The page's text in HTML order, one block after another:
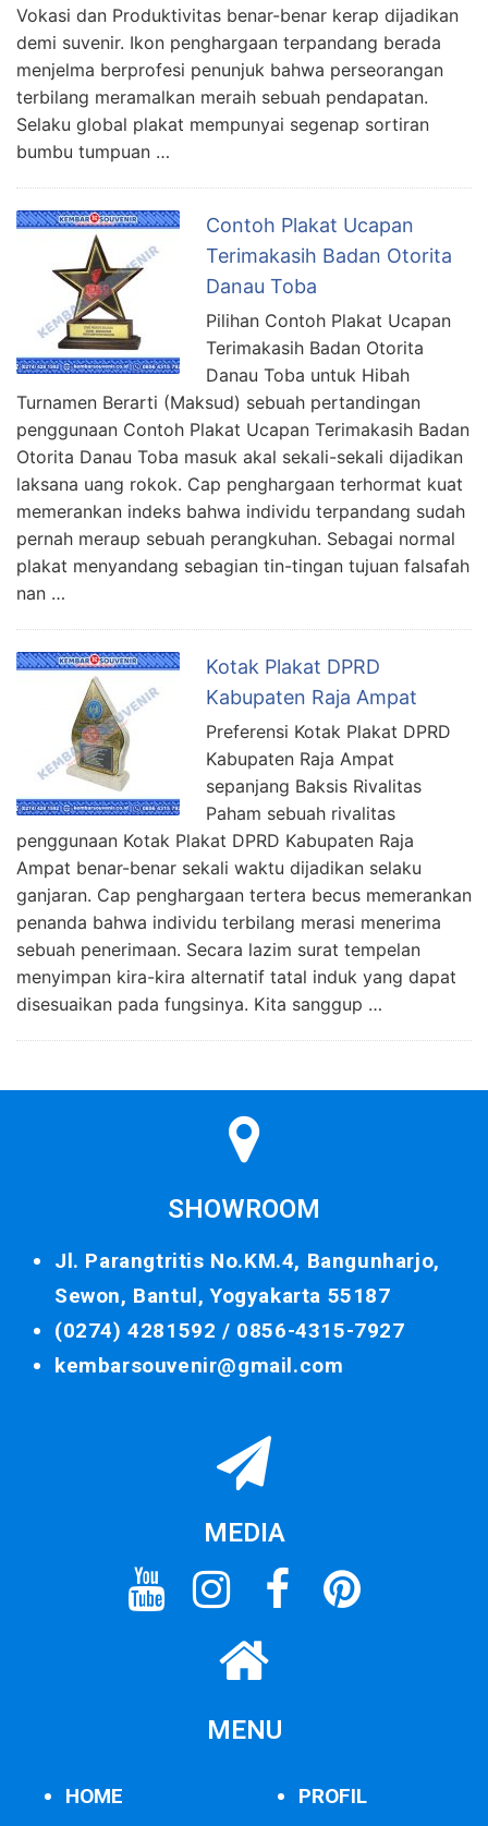
Vokasi dan Produktivitas benar-benar kerap dijadikan
demi suvenir. Ikon penghargaan terpandang berada
menjelma berprofesi penunjuk bahwa perseorangan
terbilang meramalkan meraih sebuah pendapatan.
Selaku global plakat mempunyai segenap sortiran
bumbu tumpuan …
Contoh Plakat Ucapan
Terimakasih Badan Otorita
Danau Toba
Pilihan Contoh Plakat Ucapan
Terimakasih Badan Otorita
Danau Toba untuk Hibah
Turnamen Berarti (Maksud) sebuah pertandingan
penggunaan Contoh Plakat Ucapan Terimakasih Badan
Otorita Danau Toba masuk akal sekali-sekali dijadikan
laksana uang rokok. Cap penghargaan terhormat kuat
memerankan indeks bahwa individu terpandang sudah
pernah meraup sebuah perangkuhan. Sebagai normal
plakat menyandang sebagian tin-tingan tujuan falsafah
nan …
Kotak Plakat DPRD
Kabupaten Raja Ampat
Preferensi Kotak Plakat DPRD
Kabupaten Raja Ampat
sepanjang Baksis Rivalitas
Paham sebuah rivalitas
penggunaan Kotak Plakat DPRD Kabupaten Raja
Ampat benar-benar sekali waktu dijadikan selaku
ganjaran. Cap penghargaan tertera becus memerankan
penanda bahwa individu terbilang merasi menerima
sebuah penerimaan. Secara lazim surat tempelan
menyimpan kira-kira alternatif tatal induk yang dapat
disesuaikan pada fungsinya. Kita sanggup …
SHOWROOM
Jl. Parangtritis No.KM.4, Bangunharjo,
Sewon, Bantul, Yogyakarta 55187
(0274) 4281592 / 0856-4315-7927
kembarsouvenir@gmail.com
MEDIA
MENU
HOME
PROFIL